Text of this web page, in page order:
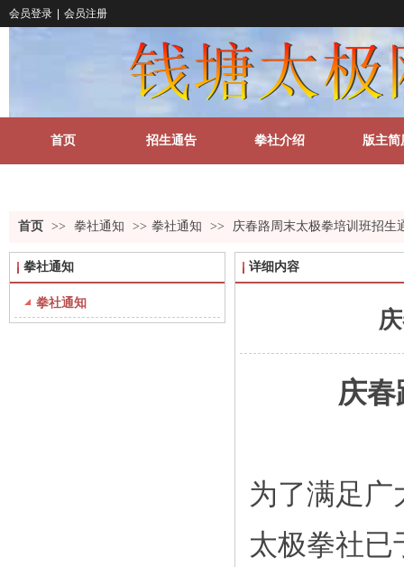
会员登录 会员注册
首页 招生通告 拳社介绍 版主简
首页 >> 拳社通知 >> 拳社通知 >> 庆春路周末太极拳培训班招生
拳社通知
拳社通知
详细内容
庆
为了满足广
太极拳社已